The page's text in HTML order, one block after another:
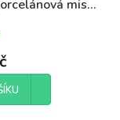
miska